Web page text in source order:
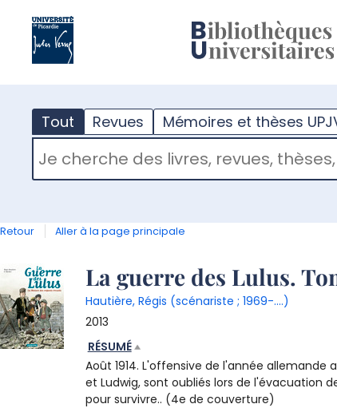
Tout Revues Mémoires et thèses
RECHERCHER DANS "TOUT"
Retour Aller à la page principale
Détail
document
La guerre des Lulus.
Hautière, Régis (scénariste ; 1969-....)
2013
RÉSUMÉ
Août 1914. L'offensive de l'année allemande
et Ludwig, sont oubliés lors de l'évacuation
pour survivre.. (4e de couverture)